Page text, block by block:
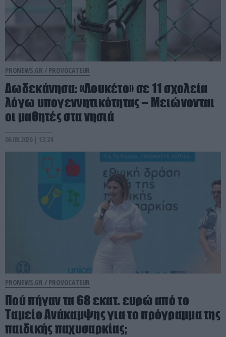
PRONEWS.GR / PROVOCATEUR
Δωδεκάνησα: «Λουκέτο» σε 11 σχολεία
λόγω υπογεννητικότητας – Μειώνονται
οι μαθητές στα νησιά
06.08.2026 | 13:24
PRONEWS.GR / PROVOCATEUR
Πού πήγαν τα 68 εκατ. ευρώ από το
Ταμείο Ανάκαμψης για το πρόγραμμα της
παιδικής παχυσαρκίας;